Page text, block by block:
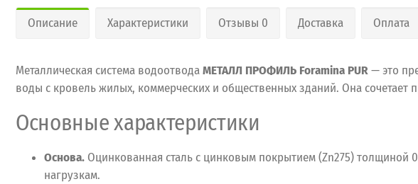
Описание Характеристики Отзывы 0 Доставка Оплата
Металлическая система водоотводаМЕТАЛЛ ПРОФИЛЬ Foramina PUR— это
воды с кровель жилых, коммерческих и общественных зданий. Она сочетает
Основные характеристики
Основа. Оцинкованная сталь с цинковым покрытием (Zn275) толщиной
нагрузкам.